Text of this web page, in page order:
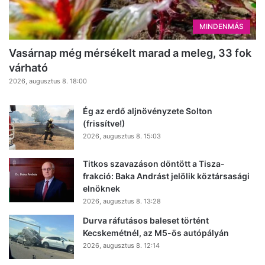
MINDENMÁS
Vasárnap még mérsékelt marad a meleg, 33 fok
várható
2026, augusztus 8. 18:00
Ég az erdő aljnövényzete Solton
(frissítve!)
2026, augusztus 8. 15:03
Titkos szavazáson döntött a Tisza-
frakció: Baka Andrást jelölik köztársasági
elnöknek
2026, augusztus 8. 13:28
Durva ráfutásos baleset történt
Kecskemétnél, az M5-ös autópályán
2026, augusztus 8. 12:14